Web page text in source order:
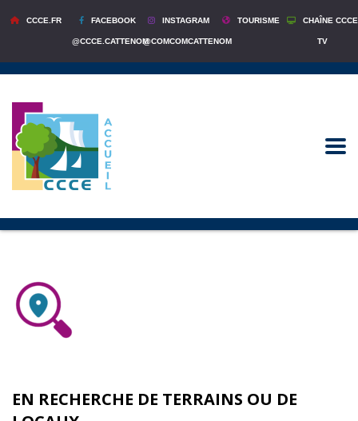
CCCE.FR FACEBOOK
@CCCE.CATTENOM
INSTAGRAM
@COMCOMCATTENOM
TOURISME CHAÎNE CCCE
TV
EN RECHERCHE DE TERRAINS OU DE